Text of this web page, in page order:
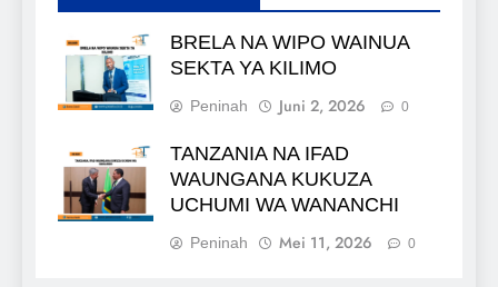
BRELA NA WIPO WAINUA
SEKTA YA KILIMO
Peninah Juni 2, 2026 0
TANZANIA NA IFAD
WAUNGANA KUKUZA
UCHUMI WA WANANCHI
Peninah Mei 11, 2026 0